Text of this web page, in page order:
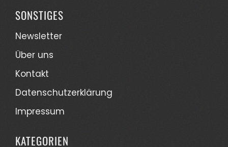
SONSTIGES
Newsletter
Über uns
Kontakt
Datenschutzerklärung
Impressum
KATEGORIEN